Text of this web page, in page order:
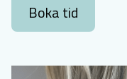
Boka tid